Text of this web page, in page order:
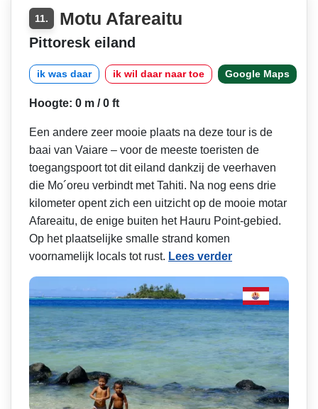
11. Motu Afareaitu
Pittoresk eiland
ik was daar ik wil daar naar toe Google Maps
Hoogte: 0 m / 0 ft
Een andere zeer mooie plaats na deze tour is de
baai van Vaiare – voor de meeste toeristen de
toegangspoort tot dit eiland dankzij de veerhaven
die Mo´oreu verbindt met Tahiti. Na nog eens drie
kilometer opent zich een uitzicht op de mooie motar
Afareaitu, de enige buiten het Hauru Point-gebied.
Op het plaatselijke smalle strand komen
voornamelijk locals tot rust. Lees verder